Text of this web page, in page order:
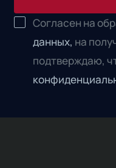
Согласен на
данных, на
подтверждаю,